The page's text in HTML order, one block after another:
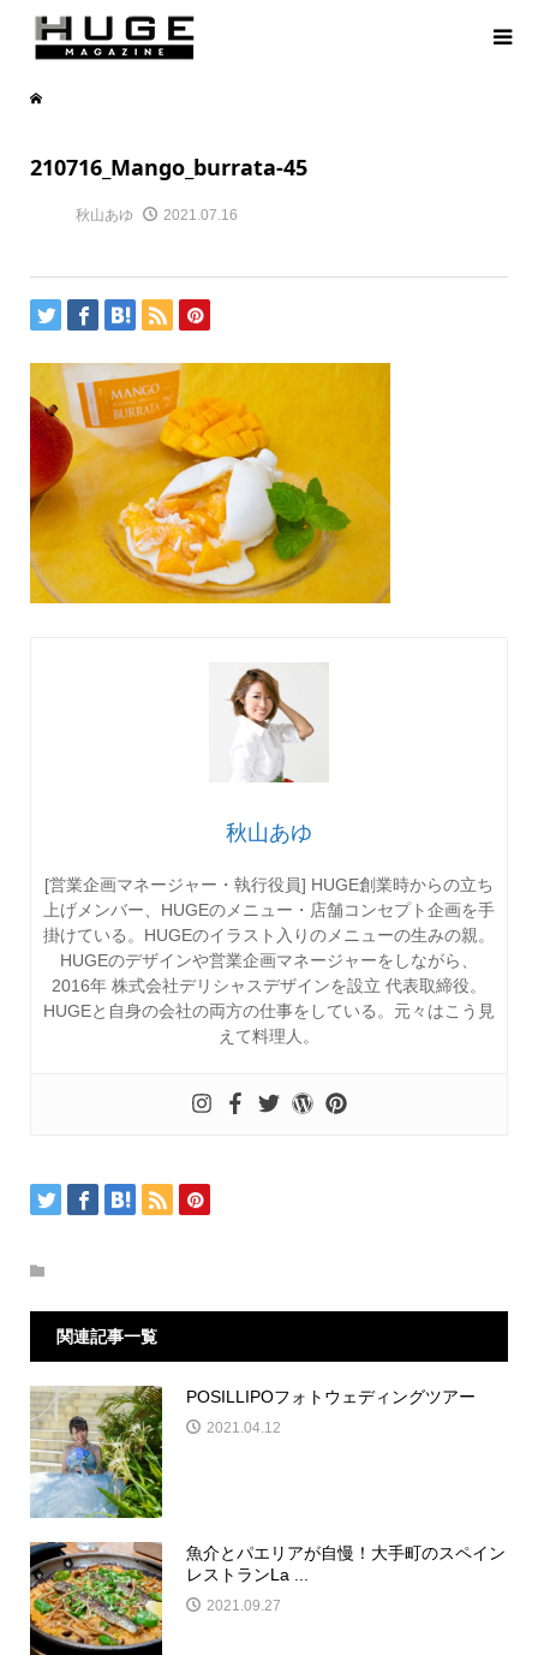
210716_Mango_burrata-45
秋山あゆ 2021.07.16
秋山あゆ
[営業企画マネージャー・執行役員] HUGE創業時からの立ち
上げメンバー、HUGEのメニュー・店舗コンセプト企画を手
掛けている。HUGEのイラスト入りのメニューの生みの親。
HUGEのデザインや営業企画マネージャーをしながら、
2016年 株式会社デリシャスデザインを設立 代表取締役。
HUGEと自身の会社の両方の仕事をしている。元々はこう見
えて料理人。
関連記事一覧
POSILLIPOフォトウェディングツアー
2021.04.12
魚介とパエリアが自慢！大手町のスペイン
レストランLa ...
2021.09.27